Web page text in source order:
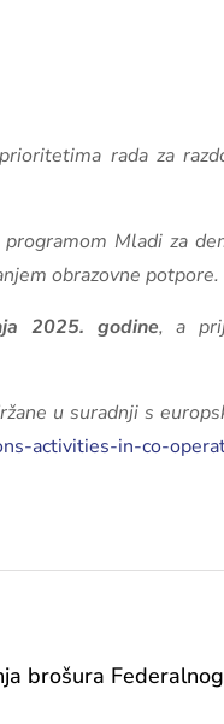
rada za
Mladi za
obrazovne potpore.
2025. godine, a
u suradnji s
activities-in-co-